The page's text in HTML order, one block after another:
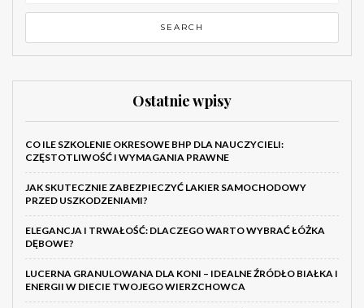
Ostatnie wpisy
CO ILE SZKOLENIE OKRESOWE BHP DLA NAUCZYCIELI:
CZĘSTOTLIWOŚĆ I WYMAGANIA PRAWNE
JAK SKUTECZNIE ZABEZPIECZYĆ LAKIER SAMOCHODOWY
PRZED USZKODZENIAMI?
ELEGANCJA I TRWAŁOŚĆ: DLACZEGO WARTO WYBRAĆ ŁÓŻKA
DĘBOWE?
LUCERNA GRANULOWANA DLA KONI – IDEALNE ŹRÓDŁO BIAŁKA I
ENERGII W DIECIE TWOJEGO WIERZCHOWCA